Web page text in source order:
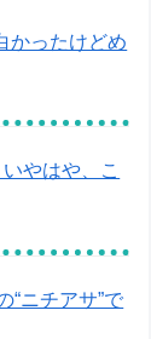
かったけどめ
やはや、こ
“ニチアサ”で